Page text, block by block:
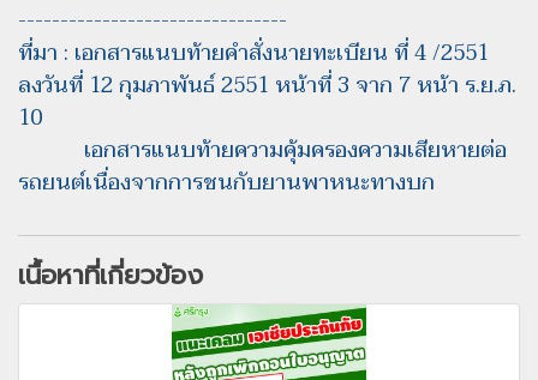
--------------------------------
ที่มา : เอกสารแนบท้ายคําสั่งนายทะเบียน ที่ 4 /2551
ลงวันที่ 12 กุมภาพันธ์ 2551 หน้าที่ 3 จาก 7 หน้า ร.ย.ภ.
10
เอกสารแนบท้ายความคุ้มครองความเสียหายต่อ
รถยนต์เนื่องจากการชนกับยานพาหนะทางบก
เนื้อหาที่เกี่ยวข้อง